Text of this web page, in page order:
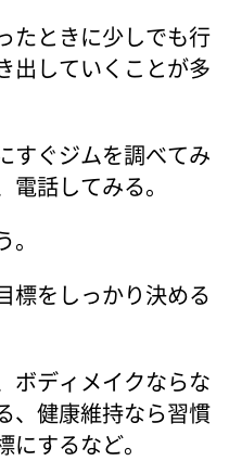
たときに少しでも行
出していくことが多
すぐジムを調べてみ
話してみる。
標をしっかり決める
ボディメイクならな
、健康維持なら習慣
するなど。